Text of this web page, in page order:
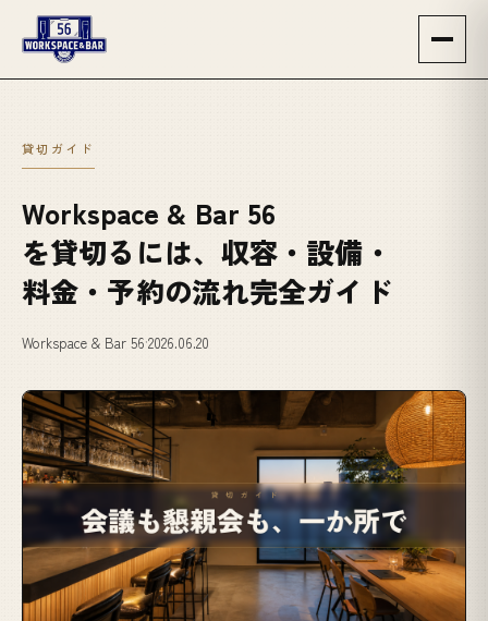
貸切ガイド
Workspace & Bar 56
を貸切るには、収容・設備・
料金・予約の流れ完全ガイド
Workspace & Bar 56·2026.06.20